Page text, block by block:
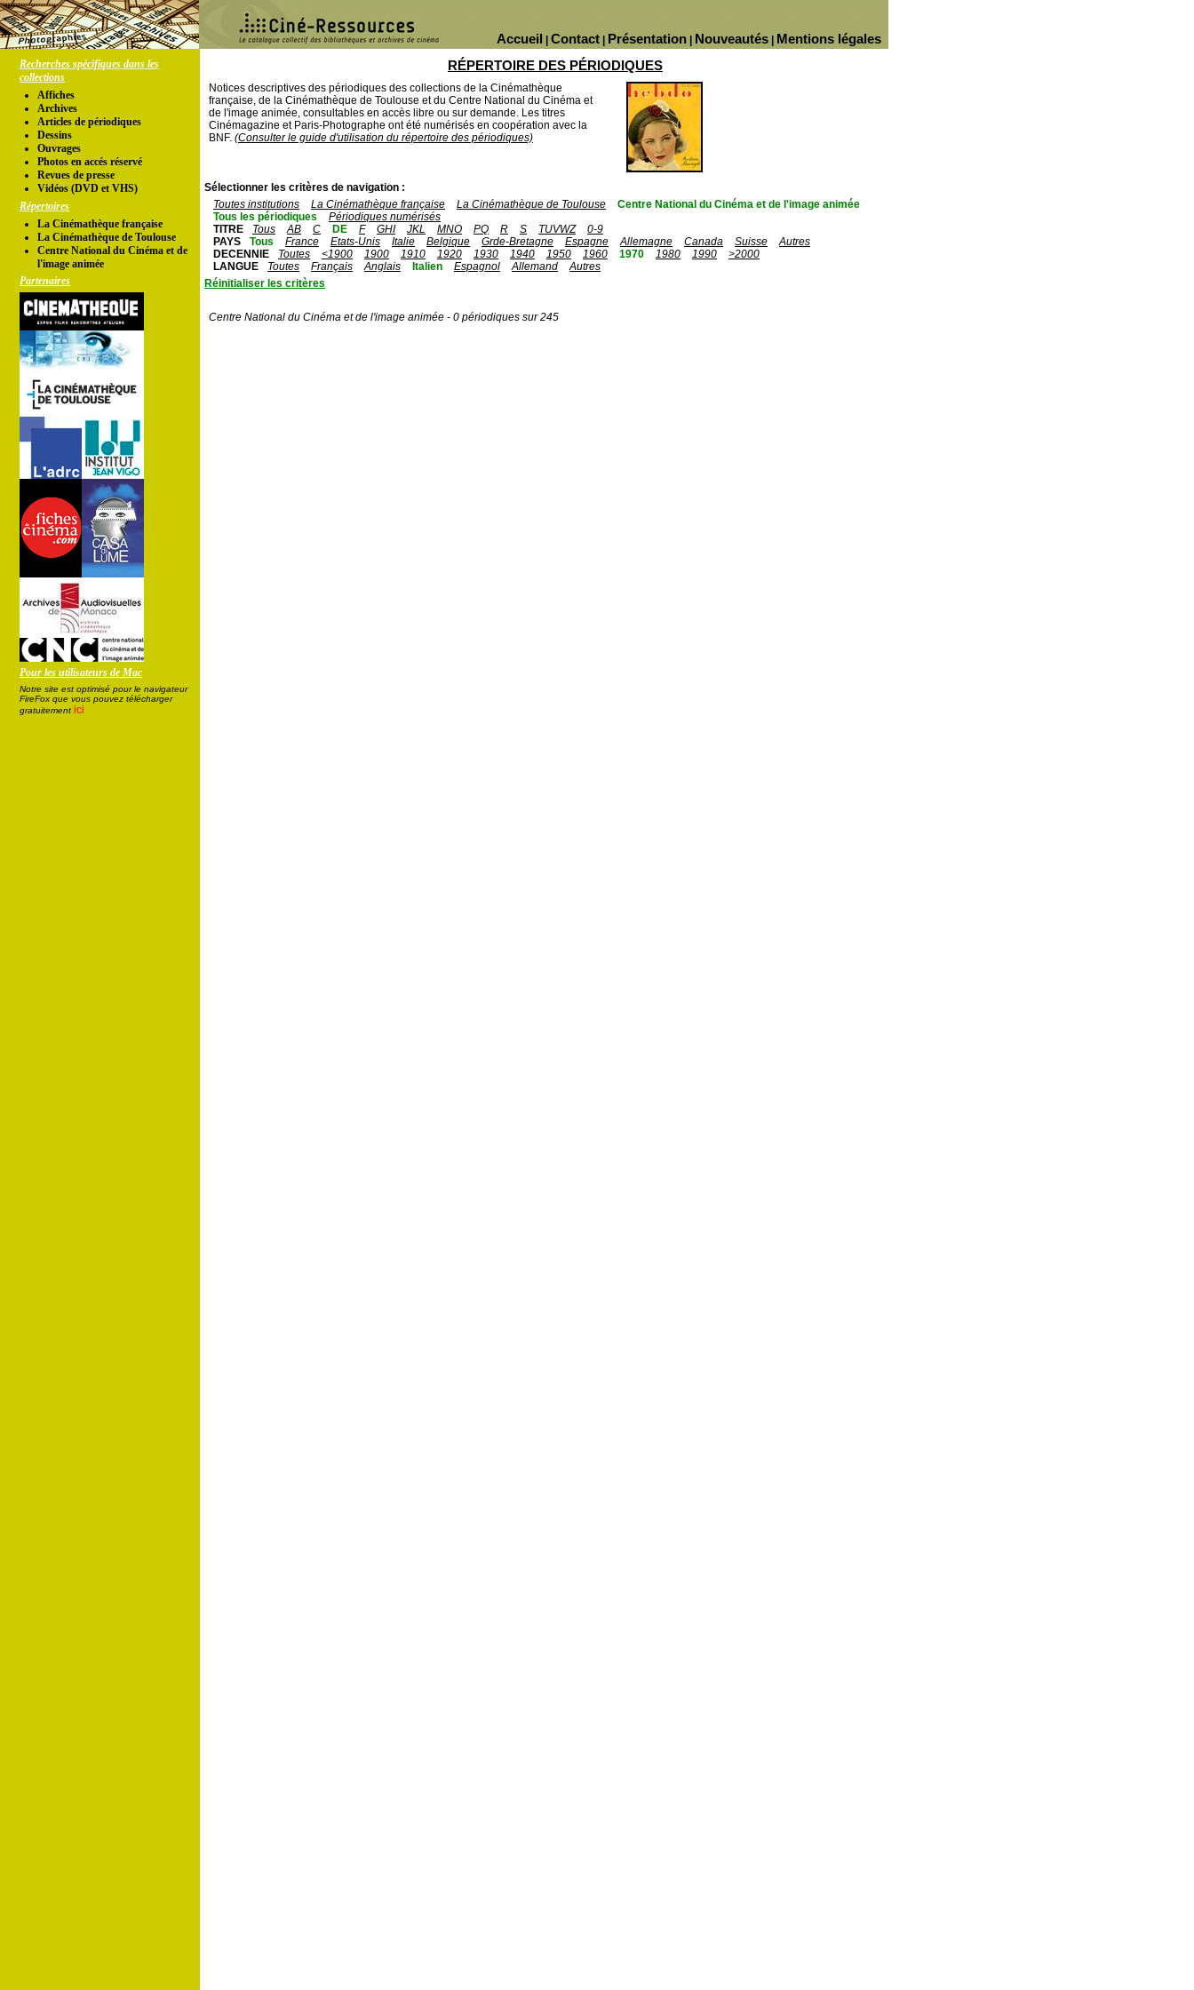
Mentions légales
Nouveautés
Présentation
Contact
Accueil
Recherches spécifiques dans les
collections
Affiches
Archives
Articles de périodiques
Dessins
Ouvrages
Photos en accés réservé
Revues de presse
Vidéos (DVD et VHS)
Répertoires
La Cinémathèque française
La Cinémathèque de Toulouse
Centre National du Cinéma et de
l'image animée
Partenaires
Pour les utilisateurs de Mac
Notre site est optimisé pour le navigateur
FireFox que vous pouvez télécharger
gratuitement ici
RÉPERTOIRE DES PÉRIODIQUES
Notices descriptives des périodiques des collections de la Cinémathèque
française, de la Cinémathèque de Toulouse et du Centre National du Cinéma et
de l'image animée, consultables en accès libre ou sur demande. Les titres
Cinémagazine et Paris-Photographe ont été numérisés en coopération avec la
BNF. (Consulter le guide d'utilisation du répertoire des périodiques)
Sélectionner les critères de navigation :
Toutes institutions
La Cinémathèque française La Cinémathèque de Toulouse
Centre National du Cinéma et de l'image animée
Tous les périodiques
Périodiques numérisés
TITRE
Tous AB C DE F GHI JKL MNO PQ R S TUVWZ
0-9
PAYS
Tous France Etats-Unis Italie Belgique Grde-Bretagne Espagne Allemagne Canada Suisse
Autres
DECENNIE
Toutes <1900 1900 1910 1920 1930 1940 1950 1960 1970 1980 1990
>2000
LANGUE
Toutes Français Anglais Italien Espagnol Allemand
Autres
Réinitialiser les critères
Centre National du Cinéma et de l'image animée - 0 périodiques sur 245